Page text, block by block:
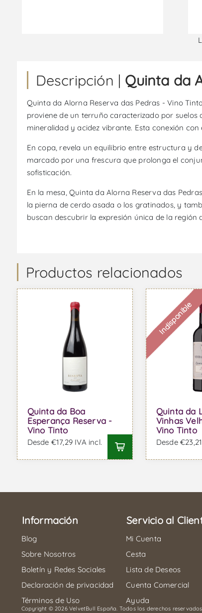
Descripción | Quinta da
Quinta da Alorna Reserva das Pedras - Vino
proviene de un terruño caracterizado por
mineralidad y acidez vibrante. Esta conexión
En copa, revela un equilibrio entre estructura y
marcado por una frescura que prolonga el
sofisticación.
En la mesa, Quinta da Alorna Reserva das
la pierna de cerdo asada o los gratinados, y
buscan descubrir la expresión única de la
Productos relacionados
Quinta da Boa
Esperança Reserva -
Vino Tinto
Desde €17,29 IVA incl.
Indisponible
Quinta da
Vinhas
Vino Tinto
Desde
Información
Blog
Sobre Nosotros
Boletín y Redes Sociales
Declaración de privacidad
Términos de Uso
Servicio al
Mi Cuenta
Cesta
Lista de Deseos
Cuenta Comercial
Ayuda
Copyright © 2026 VelvetBull España. Todos los derechos